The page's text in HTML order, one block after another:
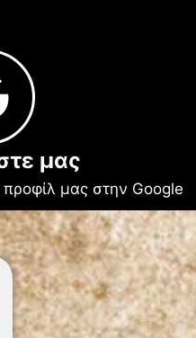
μας
μας στην Google